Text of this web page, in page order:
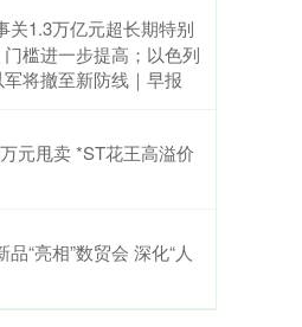
关1.3万亿元超长期特别
槛进一步提高；以色列
将撤至新防线｜早报
元甩卖 *ST花王高溢价
“亮相”数贸会 深化“人